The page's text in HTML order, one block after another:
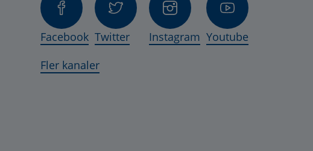
öppnas i nytt fönster.
webbplats, öppnas i nytt fönster.
öppnas i nytt fönster.
webbplats, öppnas i nytt fönster.
öppnas i nytt fönster.
öppnas i nytt fönster.
Facebook Twitter Instagram Youtube
Fler kanaler